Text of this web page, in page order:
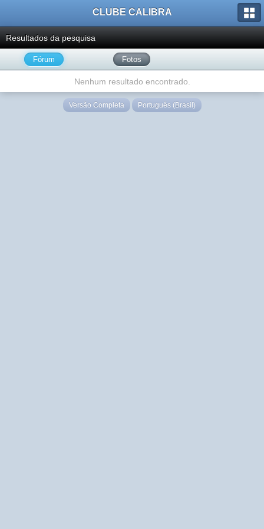
CLUBE CALIBRA
Resultados da pesquisa
Fórum Fotos
Nenhum resultado encontrado.
Versão Completa Português (Brasil)